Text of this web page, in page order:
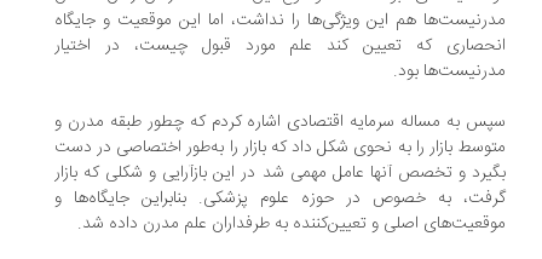
هم این ویژگی‌ها را نداشت، اما این موقعیت و جایگاه
که تعیین کند علم مورد قبول چیست، در اختیار
بود.
به مساله سرمایه اقتصادی اشاره کردم که چطور طبقه مدرن و
بازار را به نحوی شکل داد که بازار را به‌طور اختصاصی در دست
و تخصص آنها عامل مهمی شد در این بازآرایی و شکلی که بازار
به خصوص در حوزه علوم پزشکی. بنابراین جایگاه‌ها و
اصلی و تعیین‌کننده به طرفداران علم مدرن داده شد.